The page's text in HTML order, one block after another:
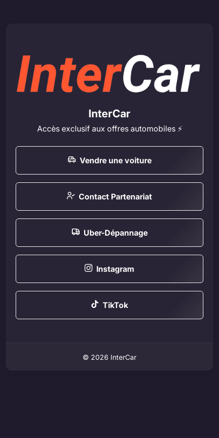
InterCar
Accès exclusif aux offres automobiles ⚡
Vendre une voiture
Contact Partenariat
Uber-Dépannage
Instagram
TikTok
© 2026 InterCar